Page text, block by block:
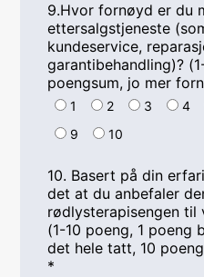
9.Hvor fornøyd er du
ettersalgstjeneste
kundeservice,
garantibehandling)?
poengsum, jo mer
1 2 3 4
9
10
10. Basert på din
det at du anbefaler
rødlysterapisengen til
(1-10 poeng, 1 poeng
det hele tatt, 10
*